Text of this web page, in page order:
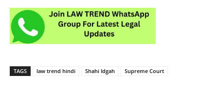
TAGS law trend hindi Shahi Idgah Supreme Court